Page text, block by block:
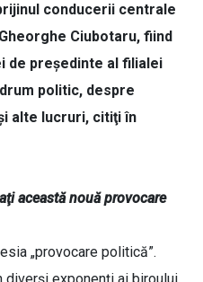
conducerii centrale
Ciubotaru, fiind
de preşedinte al filialei
politic, despre
alte lucruri, citiţi în
această nouă provocare
„provocare politică”.